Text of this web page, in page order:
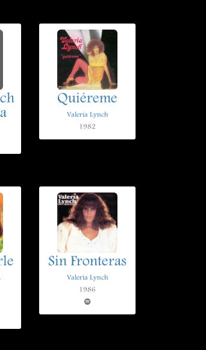
Quiéreme
Valeria Lynch
1982
Sin Fronteras
Valeria Lynch
1986